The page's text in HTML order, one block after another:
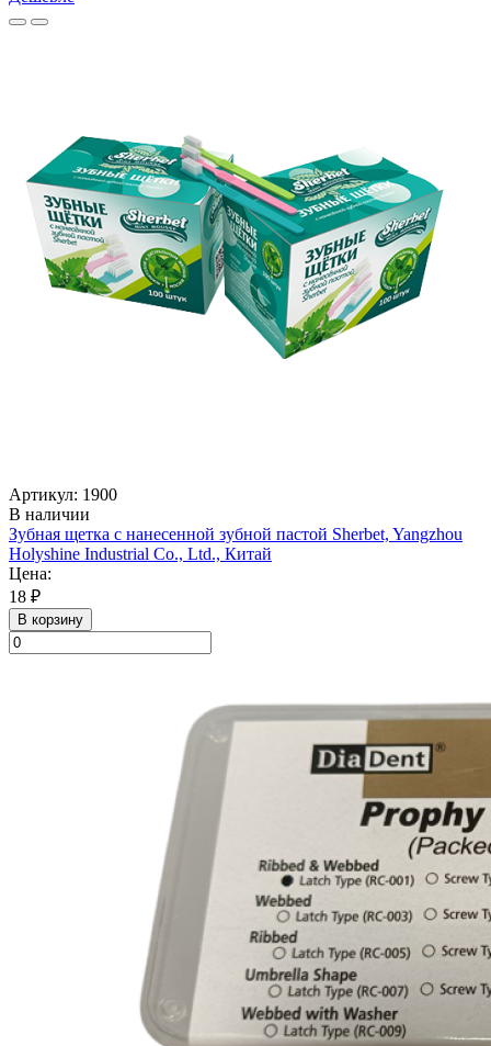
Артикул: 1900
В наличии
Зубная щетка с нанесенной зубной пастой Sherbet, Yangzhou
Holyshine Industrial Co., Ltd., Китай
Цена:
18 ₽
В корзину